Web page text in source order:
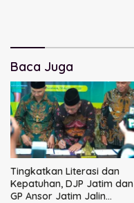
Baca Juga
Tingkatkan Literasi dan
Kepatuhan, DJP Jatim dan
GP Ansor Jatim Jalin